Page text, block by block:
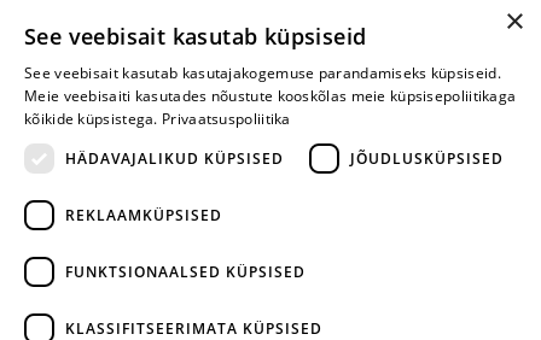
olete neid mänge
proovinud, mõtlete teisiti
×
See veebisait kasutab küpsiseid
See veebisait kasutab kasutajakogemuse parandamiseks küpsiseid.
Meie veebisaiti kasutades nõustute kooskõlas meie küpsisepoliitikaga
kõikide küpsistega. Privaatsuspoliitika
HÄDAVAJALIKUD KÜPSISED
JÕUDLUSKÜPSISED
REKLAAMKÜPSISED
FUNKTSIONAALSED KÜPSISED
KLASSIFITSEERIMATA KÜPSISED